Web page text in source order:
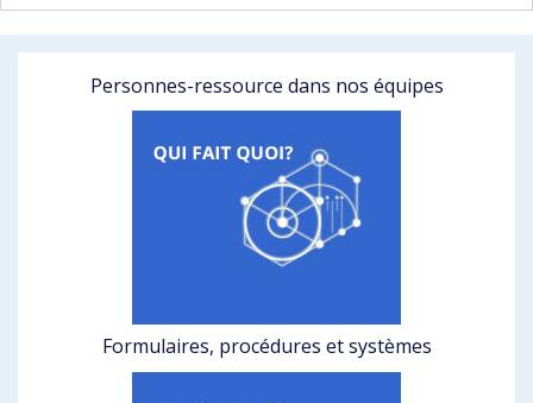
Personnes-ressource dans nos équipes
Formulaires, procédures et systèmes